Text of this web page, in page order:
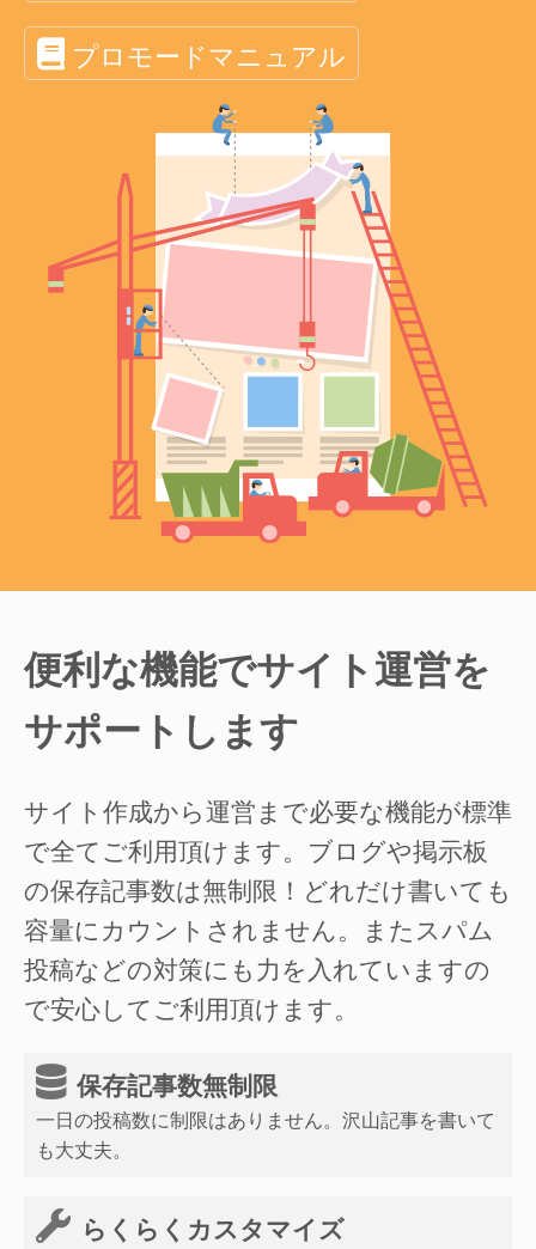
プロモードマニュアル
便利な機能でサイト運営を
サポートします
サイト作成から運営まで必要な機能が標準
で全てご利用頂けます。ブログや掲示板
の保存記事数は無制限！どれだけ書いても
容量にカウントされません。またスパム
投稿などの対策にも力を入れていますの
で安心してご利用頂けます。
保存記事数無制限
一日の投稿数に制限はありません。沢山記事を書いて
も大丈夫。
らくらくカスタマイズ